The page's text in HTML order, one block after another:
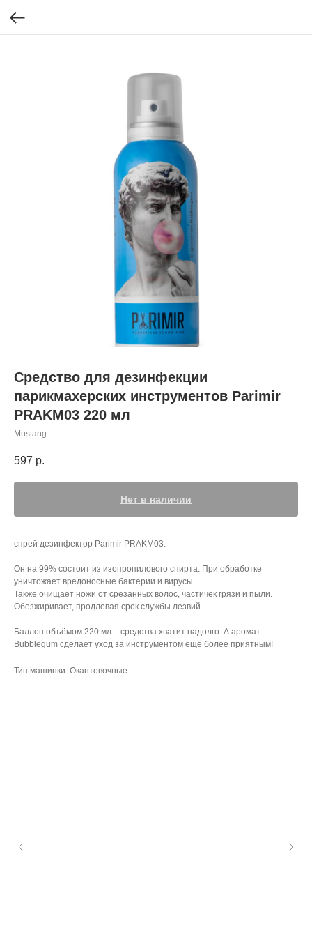
Средство для дезинфекции
парикмахерских инструментов Parimir
PRAKM03 220 мл
Mustang
597 р.
Нет в наличии
спрей дезинфектор Parimir PRAKM03.
Он на 99% состоит из изопропилового спирта. При обработке
уничтожает вредоносные бактерии и вирусы.
Также очищает ножи от срезанных волос, частичек грязи и пыли.
Обезжиривает, продлевая срок службы лезвий.
Баллон объёмом 220 мл – средства хватит надолго. А аромат
Bubblegum сделает уход за инструментом ещё более приятным!
Тип машинки: Окантовочные